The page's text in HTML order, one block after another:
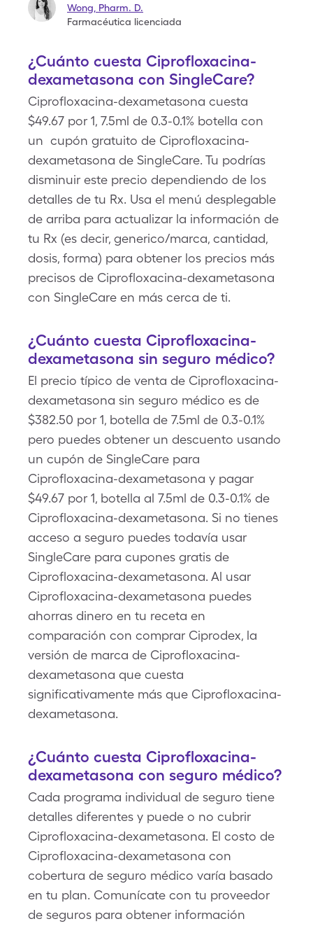
Wong Pharm. D.
Farmacéutica licenciada
¿Cuánto cuesta Ciprofloxacina-
dexametasona con SingleCare?
Ciprofloxacina-dexametasona cuesta
$49.67 por 1, 7.5ml de 0.3-0.1% botella con
un cupón gratuito de Ciprofloxacina-
dexametasona de SingleCare. Tu podrías
disminuir este precio dependiendo de los
detalles de tu Rx. Usa el menú desplegable
de arriba para actualizar la información de
tu Rx (es decir, generico/marca, cantidad,
dosis, forma) para obtener los precios más
precisos de Ciprofloxacina-dexametasona
con SingleCare en más cerca de ti.
¿Cuánto cuesta Ciprofloxacina-
dexametasona sin seguro médico?
El precio típico de venta de Ciprofloxacina-
dexametasona sin seguro médico es de
$382.50 por 1, botella de 7.5ml de 0.3-0.1%
pero puedes obtener un descuento usando
un cupón de SingleCare para
Ciprofloxacina-dexametasona y pagar
$49.67 por 1, botella al 7.5ml de 0.3-0.1% de
Ciprofloxacina-dexametasona. Si no tienes
acceso a seguro puedes todavía usar
SingleCare para cupones gratis de
Ciprofloxacina-dexametasona. Al usar
Ciprofloxacina-dexametasona puedes
ahorras dinero en tu receta en
comparación con comprar Ciprodex, la
versión de marca de Ciprofloxacina-
dexametasona que cuesta
significativamente más que Ciprofloxacina-
dexametasona.
¿Cuánto cuesta Ciprofloxacina-
dexametasona con seguro médico?
Cada programa individual de seguro tiene
detalles diferentes y puede o no cubrir
Ciprofloxacina-dexametasona. El costo de
Ciprofloxacina-dexametasona con
cobertura de seguro médico varía basado
en tu plan. Comunícate con tu proveedor
de seguros para obtener información